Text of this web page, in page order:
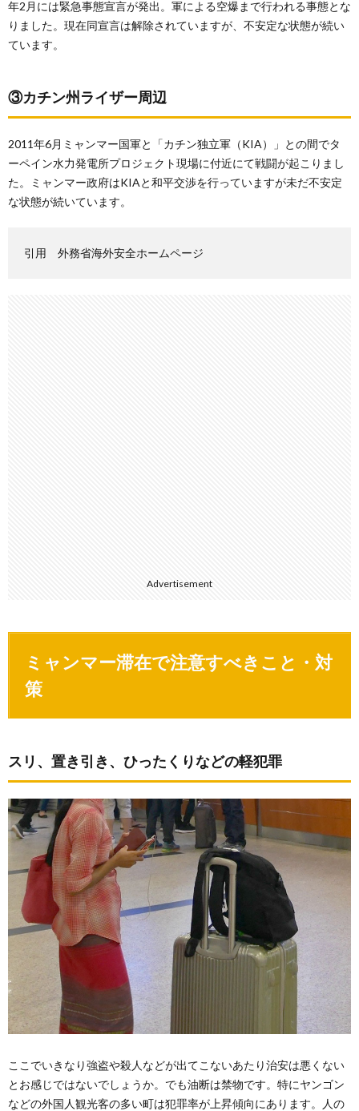
年2月には緊急事態宣言が発出。軍による空爆まで行われる事態とな
りました。現在同宣言は解除されていますが、不安定な状態が続い
ています。
③カチン州ライザー周辺
2011年6月ミャンマー国軍と「カチン独立軍（KIA）」との間でタ
ーペイン水力発電所プロジェクト現場に付近にて戦闘が起こりまし
た。ミャンマー政府はKIAと和平交渉を行っていますが未だ不安定
な状態が続いています。
引用 外務省海外安全ホームページ
Advertisement
ミャンマー滞在で注意すべきこと・対
策
スリ、置き引き、ひったくりなどの軽犯罪
ここでいきなり強盗や殺人などが出てこないあたり治安は悪くない
とお感じではないでしょうか。でも油断は禁物です。特にヤンゴン
などの外国人観光客の多い町は犯罪率が上昇傾向にあります。人の